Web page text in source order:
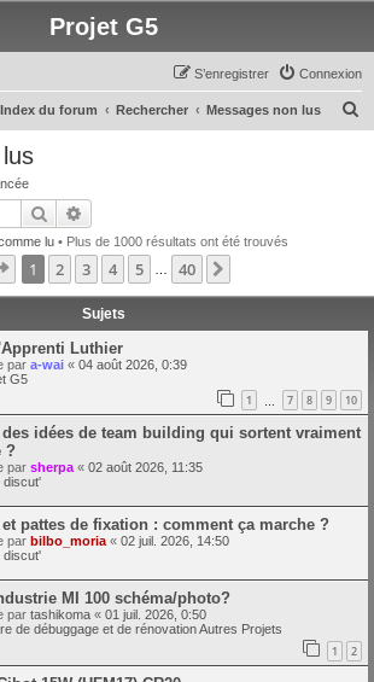
Projet G5
Connexion
S’enregistrer
Index du forum Rechercher Messages non lus
Rechercher
lu • Plus de 1000 résultats ont été trouvés
Page 1sur40
1 2 3 4 5 40
Sujets
Luthier
par a-wai « 04 août 2026, 0:39
G5
1 7 8 9 10
des idées de team building qui sortent vraiment
?
par sherpa « 02 août 2026, 11:35
discut'
pattes de fixation : comment ça marche ?
par bilbo_moria « 02 juil. 2026, 14:50
discut'
MI 100 schéma/photo?
par tashikoma « 01 juil. 2026, 0:50
de débuggage et de rénovation Autres Projets
1 2